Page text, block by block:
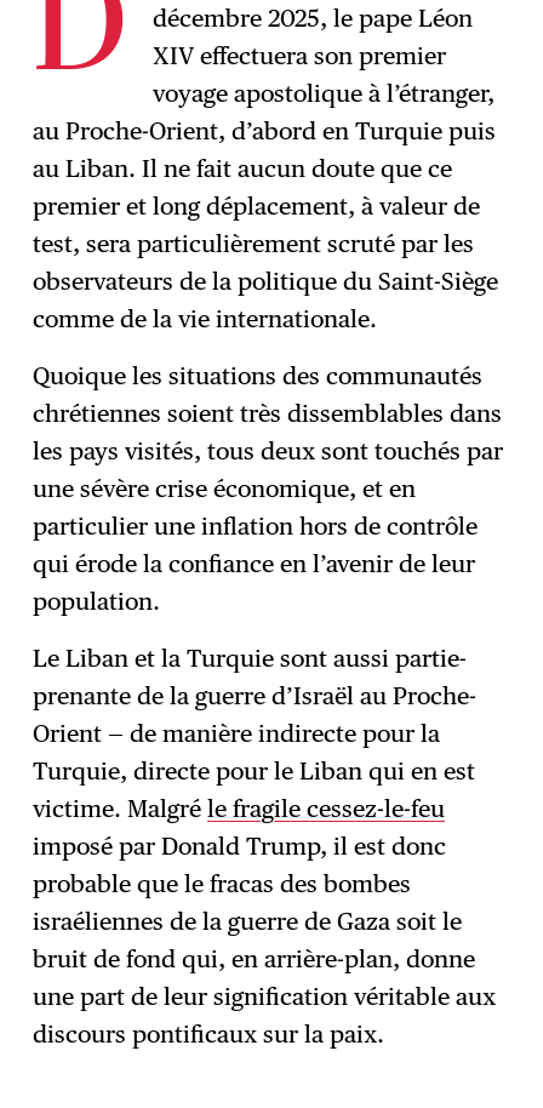
D
décembre 2025, le pape Léon
XIV effectuera son premier
voyage apostolique à l’étranger,
au Proche-Orient, d’abord en Turquie puis
au Liban. Il ne fait aucun doute que ce
premier et long déplacement, à valeur de
test, sera particulièrement scruté par les
observateurs de la politique du Saint-Siège
comme de la vie internationale.
Quoique les situations des communautés
chrétiennes soient très dissemblables dans
les pays visités, tous deux sont touchés par
une sévère crise économique, et en
particulier une inflation hors de contrôle
qui érode la confiance en l’avenir de leur
population.
Le Liban et la Turquie sont aussi partie-
prenante de la guerre d’Israël au Proche-
Orient — de manière indirecte pour la
Turquie, directe pour le Liban qui en est
victime. Malgréle fragile cessez-le-feu
imposé par Donald Trump, il est donc
probable que le fracas des bombes
israéliennes de la guerre de Gaza soit le
bruit de fond qui, en arrière-plan, donne
une part de leur signification véritable aux
discours pontificaux sur la paix.